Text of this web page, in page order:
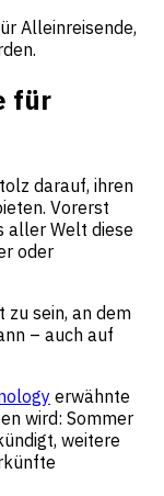
Alleinreisende,
für
darauf, ihren
Vorerst
aller Welt diese
oder
zu sein, an dem
– auch auf
erwähnte
wird: Sommer
weitere